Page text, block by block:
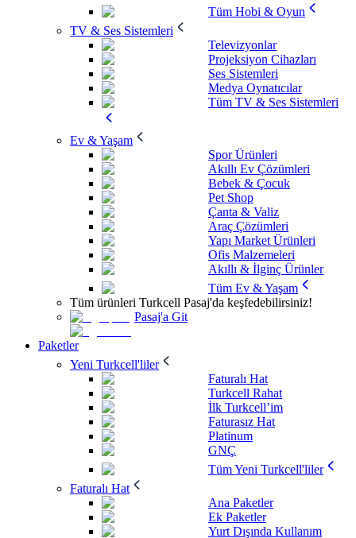
Tüm Hobi & Oyun
TV & Ses Sistemleri
Televizyonlar
Projeksiyon Cihazları
Ses Sistemleri
Medya Oynatıcılar
Tüm TV & Ses Sistemleri
Ev & Yaşam
Spor Ürünleri
Akıllı Ev Çözümleri
Bebek & Çocuk
Pet Shop
Çanta & Valiz
Araç Çözümleri
Yapı Market Ürünleri
Ofis Malzemeleri
Akıllı & İlginç Ürünler
Tüm Ev & Yaşam
Tüm ürünleri Turkcell Pasaj'da keşfedebilirsiniz!
Pasaj'a Git
Paketler
Yeni Turkcell'liler
Faturalı Hat
Turkcell Rahat
İlk Turkcell’im
Faturasız Hat
Platinum
GNÇ
Tüm Yeni Turkcell'liler
Faturalı Hat
Ana Paketler
Ek Paketler
Yurt Dışında Kullanım